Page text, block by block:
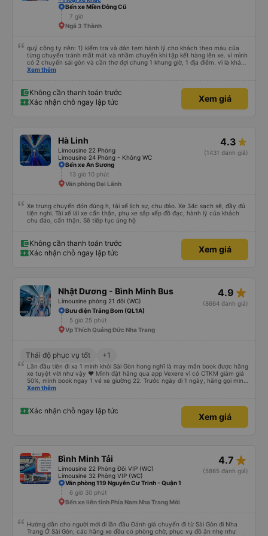
Bến xe Miền Đông Cũ
7 giờ
Ngã 3 Thành
quý công ty nên: 1) kiểm tra và dán tem hành lý cho khách theo màu của
từng chuyến tránh mất mát và nhầm chuyến khi tập kết hàng lên xe. vì mình
có 2 chuyến sài gòn và cần thơ đợi chung 1 khung giờ, 1 địa điểm. vì là khách
thân thiết của quý công ty nên rất hài lòng và tin tưởng. tuy nhiên rất mong
thì chắc chắn quy công ty là nhà xe được yêu thích và lựa chọn số 1 quy
nhơn. rất cảm ơn quý anh chị em cty cũng như chị Thảo đã lắng nghe và
tiếp nhận. " khách hàng thân thiết nhiều năm của nhà xe từ thời sinh viên"
Xem thêm
Không cần thanh toán trước
Xác nhận chỗ ngay lập tức
Xem giá
Hà Linh
Limousine 22 Phòng
Limousine 24 Phòng - Không WC
4.3
(1431 đánh giá)
Bến xe An Sương
13 giờ 10 phút
Văn phòng Đại Lãnh
Xe trung chuyển đón đúng h, tài xế lịch sự, chu đáo. Xe 34c sạch sẽ, đầy đủ
tiện nghi. Tài xế lái xe cẩn thận, phụ xe sắp xếp đồ đạc, hành lý của khách
chu đáo, cẩn thận. Sẽ tiếp tục ủng hộ
Không cần thanh toán trước
Xác nhận chỗ ngay lập tức
Xem giá
Nhật Dương - Bình Minh Bus
Limousine phòng 21 đôi (WC)
4.9 star_rate
(8664 đánh giá)
Bưu điện Trảng Bom (QL1A)
5 giờ 25 phút
Vp Thích Quảng Đức Nha Trang
Thái độ phục vụ tốt +1
Lần đầu tiên đi xa 1 mình khỏi Sài Gòn hong nghĩ là may mắn book được hãng
xe tuyệt vời như vậy ❤ Mình đặt hãng qua app Vexere vì có CTKM giảm giá
50%, mình book ngay 1 vé xe giường 22. Trước ngày đi 1 ngày, hãng gọi mình
để cập nhật biển số xe cũng như xác nhận các thông tin cá nhân và trạm
10ph sau hãng xe gọi lại cho mình, sắp xếp cho mình trạm xuống xe gần nhà
hàng nhất có thể. Thiệt là mình chưa bao giờ nghĩ sẽ có hãng xe nhiệt tình
và phục vụ chu đáo như thế. Xe xuất phát 22h15, mình 22h5 mới có mặt tại
từ sau có 1 giọng nói phụ nữ vọng tới "Anh ơi, để em giúp mình ạ". Vậy là
mình được bạn NV đỡ lên ghế rất nhẹ nhàng và an toàn. Xe rất sạch sẽ, nội
thất mới mẻ, chăn ấm nệm êm gối thêm 2 cái ngủ như ở nhà mình vậy á. NV
double check để khách xuống đúng trạm và có trải nghiệm thoải mái nhất.
Cảm ơn Bình Minh Bus đã cho mình trải nghiệm thật tuyệt vời khi sử dụng
dịch vụ của các bạn ❤❤
Xem thêm
Xác nhận chỗ ngay lập tức
Xem giá
Bình Minh Tải
Limousine 22 Phòng Đôi VIP (WC)
Limousine 32 Phòng VIP (WC)
4.7 star_rate
(5865 đánh giá)
Văn phòng 119 Nguyễn Cư Trinh - Quận 1
6 giờ 30 phút
Bến xe liên tỉnh Phía Nam Nha Trang Mới
Hướng dẫn cho người mới đi lần đầu Đánh giá chuyến đi từ Sài Gòn đi Nha
Trang Ở Sài Gòn, các hãng xe đều có phòng chờ, phục vụ đồ ăn nhẹ như